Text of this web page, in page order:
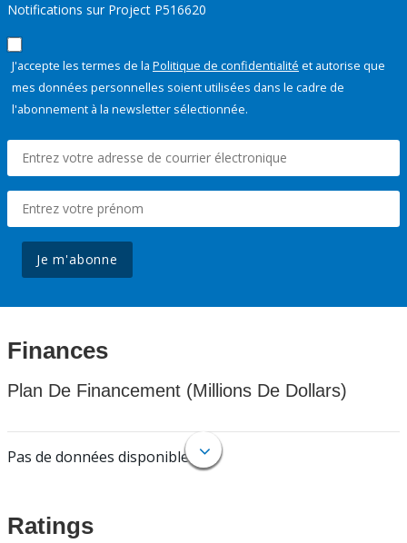
Notifications sur Project P516620
J'accepte les termes de la Politique de confidentialité et autorise que
mes données personnelles soient utilisées dans le cadre de
l'abonnement à la newsletter sélectionnée.
Je m'abonne
Finances
Plan De Financement (Millions De Dollars)
Pas de données disponibles.
Ratings